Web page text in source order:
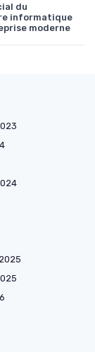
du
informatique
moderne